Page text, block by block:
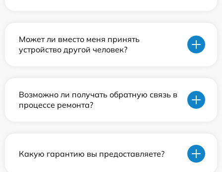
Может ли вместо меня принять
устройство другой человек?
Возможно ли получать обратную связь в
процессе ремонта?
Какую гарантию вы предоставляете?